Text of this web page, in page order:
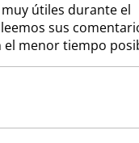
útiles durante el
sus
el menor tiempo